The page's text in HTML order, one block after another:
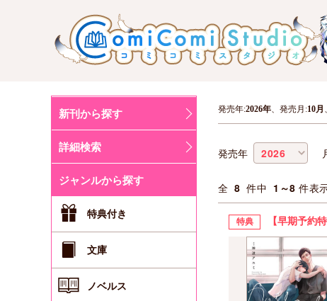
新刊から探す
詳細検索
ジャンルから探す
特典付き
文庫
ノベルス
発売年:2026年、発売月:10月
発売年
全 8 件中 1～8 件表
特典 【早期予約